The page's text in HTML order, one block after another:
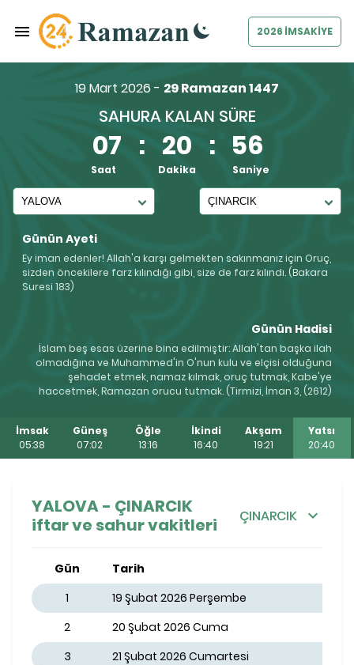
2026 İMSAKİYE
Günün Ayeti
Ey iman edenler! Allah'a karşı gelmekten sakınmanız için Oruç,
sizden öncekilere farz kılındığı gibi, size de farz kılındı. (Bakara
Suresi 183)
19 Mart 2026 - 29 Ramazan 1447
SAHURA KALAN SÜRE
07 : 20 : 56
Saat Dakika Saniye
Günün Hadisi
İslam beş esas üzerine bina edilmiştir: Allah'tan başka ilah
olmadığına ve Muhammed'in O'nun kulu ve elçisi olduğuna
şehadet etmek, namaz kılmak, oruç tutmak, Kabe'ye
haccetmek, Ramazan orucu tutmak. (Tirmizi, İman 3, (2612)
İmsak
05:38
Güneş
07:02
Öğle
13:16
İkindi
16:40
Akşam
19:21
Yatsı
20:40
YALOVA - ÇINARCIK
iftar ve sahur vakitleri
ÇINARCIK
Gün Tarih
1
19 Şubat 2026 Perşembe
2
20 Şubat 2026 Cuma
3
21 Şubat 2026 Cumartesi